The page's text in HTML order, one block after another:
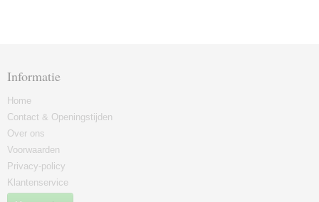
Informatie
Home
Contact & Openingstijden
Over ons
Voorwaarden
Privacy-policy
Klantenservice